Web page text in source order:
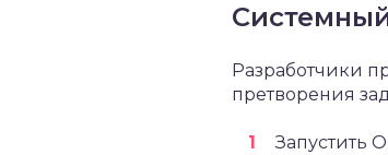
Разработчики
претворения
Запустить